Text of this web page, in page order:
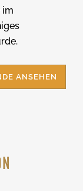
im
ANSEHEN